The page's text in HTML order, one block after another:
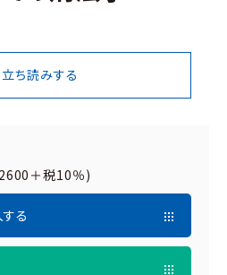
立ち読みする
＋税10％)
る